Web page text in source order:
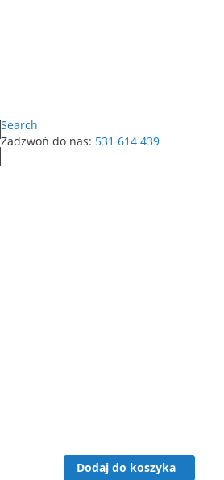
Search
Zadzwoń do nas: 531 614 439
Dodaj do koszyka